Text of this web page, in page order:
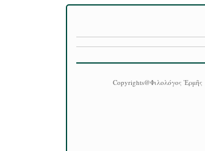
Copyrights@Φιλολόγος Ἑρμῆς